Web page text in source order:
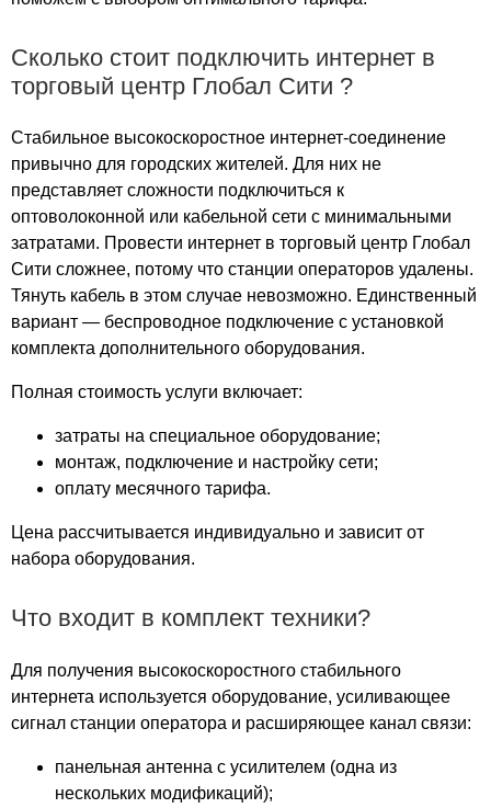
Шангал
Шёлковый Путь
Шоколад
Щербаковский
Щука
Экватор
Экспресс
Экстрим
Электродная
Южное Бутово
Южные Ворота
Южный
Юникон
Ясенево
Ясный
Яуза Тауэр
Сколько стоит подключить интернет в
торговый центр Глобал Сити ?
Стабильное высокоскоростное интернет-соединение
привычно для городских жителей. Для них не
представляет сложности подключиться к
оптоволоконной или кабельной сети с минимальными
затратами. Провести интернет в торговый центр Глобал
Сити сложнее, потому что станции операторов удалены.
Тянуть кабель в этом случае невозможно. Единственный
вариант — беспроводное подключение с установкой
комплекта дополнительного оборудования.
Полная стоимость услуги включает:
затраты на специальное оборудование;
монтаж, подключение и настройку сети;
оплату месячного тарифа.
Цена рассчитывается индивидуально и зависит от
набора оборудования.
Что входит в комплект техники?
Для получения высокоскоростного стабильного
интернета используется оборудование, усиливающее
сигнал станции оператора и расширяющее канал связи:
панельная антенна с усилителем (одна из
нескольких модификаций);